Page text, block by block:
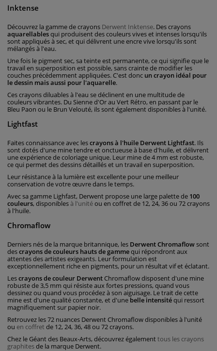
Inktense
Découvrez la gamme de crayons Derwent Inktense. Des crayons
aquarellablesqui produisent des couleurs vives et intenses lorsqu'ils
sont appliqués à sec, et qui délivrent une encre vive lorsqu'ils sont
mélangés à l'eau.
Une fois le pigment sec, sa teinte est permanente, ce qui signifie que le
travail en superposition est possible, sans crainte de modifier les
couches précédemment appliquées. C'est donc un crayon idéal pour
le dessin mais aussi pour l'aquarelle.
Ces crayons diluables à l'eau se déclinent en une multitude de
couleurs vibrantes. Du Sienne d'Or au Vert Rétro, en passant par le
Bleu Paon ou le Brun Velouté, ils sont également disponibles à l'unité.
Lightfast
Faites connaissance avec lescrayons à l'huile Derwent Lightfast. Ils
sont dotés d'une mine tendre et onctueuse à base d'huile, et délivrent
une expérience de coloriage unique. Leur mine de 4 mm est robuste,
ce qui permet des dessins détaillés et un travail en superposition.
Leur résistance à la lumière est excellente pour une meilleur
conservation de votre œuvre dans le temps.
Avec sa gamme Lighfast, Derwent propose une large palette de 100
couleurs, disponiblesà l'unitéou en coffret de 12, 24, 36 ou 72 crayons
à l'huile.
Chromaflow
Derniers nés de la marque britannique, les Derwent Chromaflowsont
descrayons de couleurs hauts de gammequi répondront aux
attentes des artistes exigeants. Leur formulation est
exceptionnellement riche en pigments, pour un résultat vif et éclatant.
Lescrayons de couleur Derwent Chromaflow disposent d'une mine
robuste de 3,5 mm qui résiste aux fortes pressions, quand vous
dessinez ou quand vous procédez à son aiguisage. Le trait de cette
mine est d'une qualité constante, et d'une belle intensitéqui ressort
magnifiquement sur papier noir.
Retrouvez les 72 nuances Derwent Chromaflow disponibles à l'unité
ou en coffret de 12, 24, 36, 48 ou 72 crayons.
Chez le Géant des Beaux-Arts, découvrez égalementtous les crayons
graphitesde la marque Derwent.